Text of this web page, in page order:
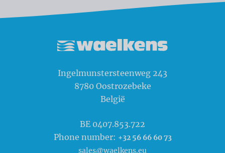
Ingelmunstersteenweg 243
8780 Oostrozebeke
België
BE 0407.853.722
Phone number: +32 56 66 60 73
sales@waelkens.eu